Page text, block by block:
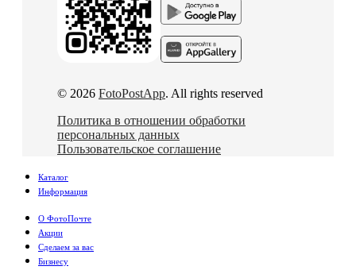
© 2026 FotoPostApp. All rights reserved
Политика в отношении обработки
персональных данных
Пользовательское соглашение
Каталог
Информация
О ФотоПочте
Акции
Сделаем за вас
Бизнесу